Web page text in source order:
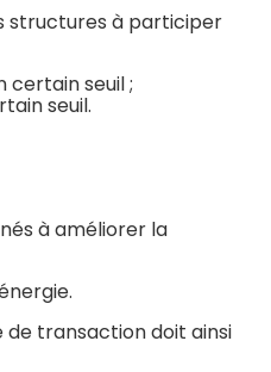
structures à participer
certain seuil ;
seuil.
à améliorer la
de transaction doit ainsi